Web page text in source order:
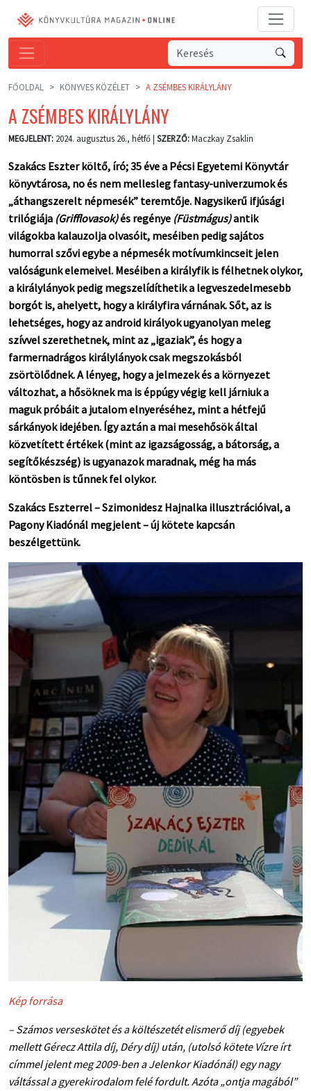
FŐOLDAL KÖNYVES KÖZÉLET A ZSÉMBES KIRÁLYLÁNY
A ZSÉMBES KIRÁLYLÁNY
MEGJELENT: 2024. augusztus 26., hétfő | SZERZŐ:Maczkay Zsaklin
Szakács Eszter költő, író; 35 éve a Pécsi Egyetemi Könyvtár
könyvtárosa, no és nem mellesleg fantasy-univerzumok és
„áthangszerelt népmesék” teremtője. Nagysikerű ifjúsági
trilógiája (Grifflovasok)és regénye (Füstmágus)antik
világokba kalauzolja olvasóit, meséiben pedig sajátos
humorral szővi egybe a népmesék motívumkincseit jelen
valóságunk elemeivel. Meséiben a királyfik is félhetnek olykor,
a királylányok pedig megszelídíthetik a legveszedelmesebb
borgót is, ahelyett, hogy a királyfira várnának. Sőt, az is
lehetséges, hogy az android királyok ugyanolyan meleg
szívvel szerethetnek, mint az „igaziak”, és hogy a
farmernadrágos királylányok csak megszokásból
zsörtölődnek. A lényeg, hogy a jelmezek és a környezet
változhat, a hősöknek ma is éppúgy végig kell járniuk a
maguk próbáit a jutalom elnyeréséhez, mint a hétfejű
sárkányok idejében. Így aztán a mai mesehősök által
közvetített értékek (mint az igazságosság, a bátorság, a
segítőkészség) is ugyanazok maradnak, még ha más
köntösben is tűnnek fel olykor.
Szakács Eszterrel – Szimonidesz Hajnalka illusztrációival, a
Pagony Kiadónál megjelent – új kötete kapcsán
beszélgettünk.
Kép forrása
– Számos verseskötet és a költészetét elismerő díj (egyebek
mellett Gérecz Attila díj, Déry díj) után, (utolsó kötete Vízre írt
címmel jelent meg 2009-ben a Jelenkor Kiadónál) egy nagy
váltással a gyerekirodalom felé fordult. Azóta „ontja magából”